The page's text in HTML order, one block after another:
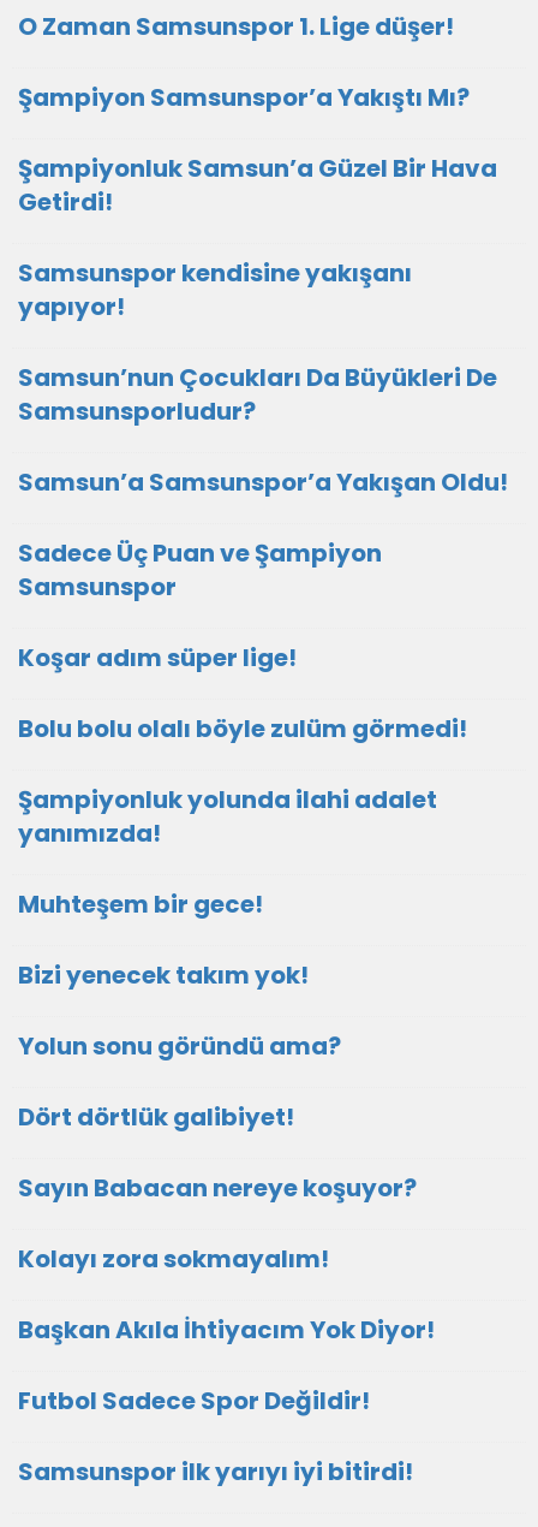
O Zaman Samsunspor 1. Lige düşer!
Şampiyon Samsunspor’a Yakıştı Mı?
Şampiyonluk Samsun’a Güzel Bir Hava
Getirdi!
Samsunspor kendisine yakışanı
yapıyor!
Samsun’nun Çocukları Da Büyükleri De
Samsunsporludur?
Samsun’a Samsunspor’a Yakışan Oldu!
Sadece Üç Puan ve Şampiyon
Samsunspor
Koşar adım süper lige!
Bolu bolu olalı böyle zulüm görmedi!
Şampiyonluk yolunda ilahi adalet
yanımızda!
Muhteşem bir gece!
Bizi yenecek takım yok!
Yolun sonu göründü ama?
Dört dörtlük galibiyet!
Sayın Babacan nereye koşuyor?
Kolayı zora sokmayalım!
Başkan Akıla İhtiyacım Yok Diyor!
Futbol Sadece Spor Değildir!
Samsunspor ilk yarıyı iyi bitirdi!